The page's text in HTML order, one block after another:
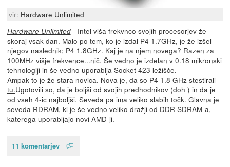
vir: Hardware Unlimited
Hardware Unlimited- Intel viša frekvnco svojih procesorjev že
skoraj vsak dan. Malo po tem, ko je izdal P4 1.7GHz, je že izšel
njegov naslednik; P4 1.8GHz. Kaj je na njem novega? Razen za
100MHz višje frekvence...nič. Še vedno je izdelan v 0.18 mikronski
tehnologiji in še vedno uporablja Socket 423 ležišče.
Ampak to je že stara novica. Nova je, da so P4 1.8 GHz stestirali
tu.Ugotovili so, da je boljši od svojih predhodnikov (doh ) in da je
od vseh 4-ic najboljši. Seveda pa ima veliko slabih točk. Glavna je
seveda RDRAM, ki je še vedno veliko dražji od DDR SDRAM-a,
katerega uporabljajo novi AMD-ji.
11 komentarjev